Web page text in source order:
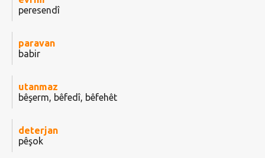
peresendî
paravan
babir
utanmaz
bêşerm, bêfedî, bêfehêt
deterjan
pêşok